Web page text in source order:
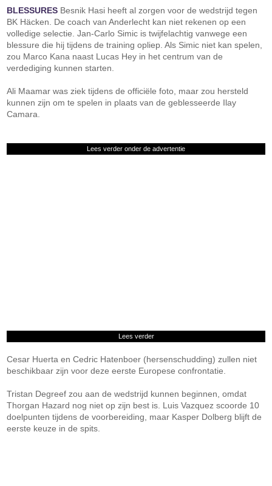
BLESSURES Besnik Hasi heeft al zorgen voor de wedstrijd tegen
BK Häcken. De coach van Anderlecht kan niet rekenen op een
volledige selectie. Jan-Carlo Simic is twijfelachtig vanwege een
blessure die hij tijdens de training opliep. Als Simic niet kan spelen,
zou Marco Kana naast Lucas Hey in het centrum van de
verdediging kunnen starten.
Ali Maamar was ziek tijdens de officiële foto, maar zou hersteld
kunnen zijn om te spelen in plaats van de geblesseerde Ilay
Camara.
Lees verder onder de advertentie
Lees verder
Cesar Huerta en Cedric Hatenboer (hersenschudding) zullen niet
beschikbaar zijn voor deze eerste Europese confrontatie.
Tristan Degreef zou aan de wedstrijd kunnen beginnen, omdat
Thorgan Hazard nog niet op zijn best is. Luis Vazquez scoorde 10
doelpunten tijdens de voorbereiding, maar Kasper Dolberg blijft de
eerste keuze in de spits.